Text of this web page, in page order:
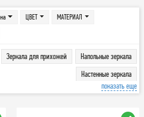
ЦВЕТ МАТЕРИАЛ
Зеркала для прихожей
Напольные зеркала
Настенные зеркала
показать еще